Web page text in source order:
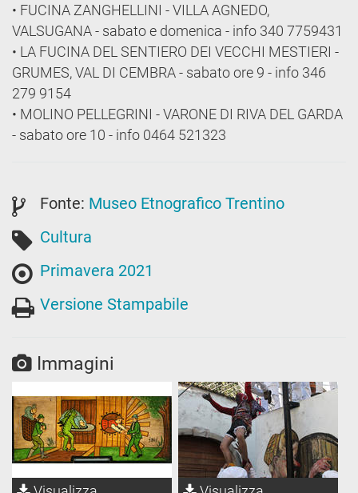
• FUCINA ZANGHELLINI - VILLA AGNEDO,
VALSUGANA - sabato e domenica - info 340 7759431
• LA FUCINA DEL SENTIERO DEI VECCHI MESTIERI -
GRUMES, VAL DI CEMBRA - sabato ore 9 - info 346
279 9154
• MOLINO PELLEGRINI - VARONE DI RIVA DEL GARDA
- sabato ore 10 - info 0464 521323
Fonte: Museo Etnografico Trentino
Cultura
Primavera 2021
Versione Stampabile
Immagini